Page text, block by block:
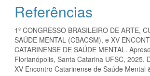
Referências
1º CONGRESSO BRASILEIRO DE ARTE,
SAÚDE MENTAL (CBACSM), e XV
CATARINENSE DE SAÚDE MENTAL.
Florianópolis, Santa Catarina UFSC, 2025.
XV Encontro Catarinense de Saúde Mental